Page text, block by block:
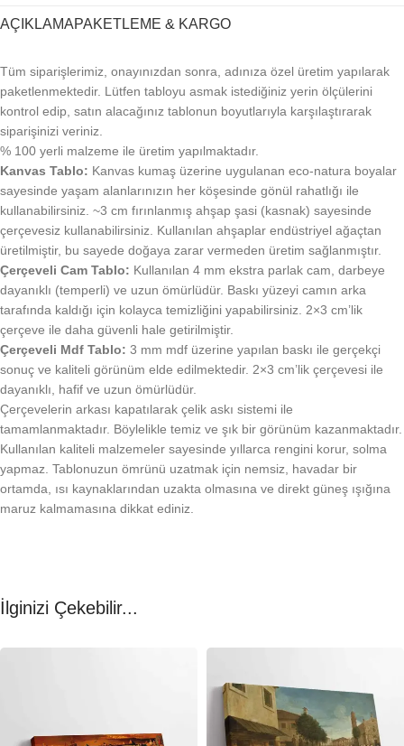
AÇIKLAMAPAKETLEME & KARGO
Tüm siparişlerimiz, onayınızdan sonra, adınıza özel üretim yapılarak
paketlenmektedir. Lütfen tabloyu asmak istediğiniz yerin ölçülerini
kontrol edip, satın alacağınız tablonun boyutlarıyla karşılaştırarak
siparişinizi veriniz.
% 100 yerli malzeme ile üretim yapılmaktadır.
Kanvas Tablo: Kanvas kumaş üzerine uygulanan eco-natura boyalar
sayesinde yaşam alanlarınızın her köşesinde gönül rahatlığı ile
kullanabilirsiniz. ~3 cm fırınlanmış ahşap şasi (kasnak) sayesinde
çerçevesiz kullanabilirsiniz. Kullanılan ahşaplar endüstriyel ağaçtan
üretilmiştir, bu sayede doğaya zarar vermeden üretim sağlanmıştır.
Çerçeveli Cam Tablo: Kullanılan 4 mm ekstra parlak cam, darbeye
dayanıklı (temperli) ve uzun ömürlüdür. Baskı yüzeyi camın arka
tarafında kaldığı için kolayca temizliğini yapabilirsiniz. 2×3 cm’lik
çerçeve ile daha güvenli hale getirilmiştir.
Çerçeveli Mdf Tablo: 3 mm mdf üzerine yapılan baskı ile gerçekçi
sonuç ve kaliteli görünüm elde edilmektedir. 2×3 cm’lik çerçevesi ile
dayanıklı, hafif ve uzun ömürlüdür.
Çerçevelerin arkası kapatılarak çelik askı sistemi ile
tamamlanmaktadır. Böylelikle temiz ve şık bir görünüm kazanmaktadır.
Kullanılan kaliteli malzemeler sayesinde yıllarca rengini korur, solma
yapmaz. Tablonuzun ömrünü uzatmak için nemsiz, havadar bir
ortamda, ısı kaynaklarından uzakta olmasına ve direkt güneş ışığına
maruz kalmamasına dikkat ediniz.
İlginizi Çekebilir...